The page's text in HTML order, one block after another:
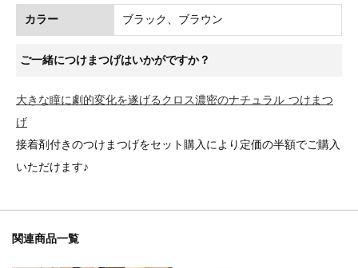
カラー ブラック、ブラウン
ご一緒につけまつげはいかがですか？
大きな瞳に劇的変化を遂げるクロス濃密のナチュラル つけまつ
げ
接着剤付きのつけまつげをセット購入により定価の半額でご購入
いただけます♪
関連商品一覧